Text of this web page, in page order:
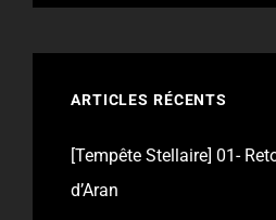
ARTICLES RÉCENTS
[Tempête Stellaire] 01-
d’Aran